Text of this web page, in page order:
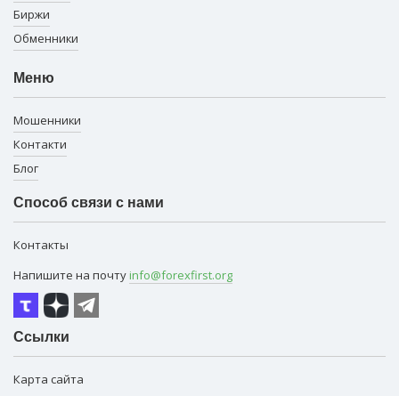
Биржи
Обменники
Меню
Мошенники
Контакти
Блог
Способ связи с нами
Контакты
Напишите на почту info@forexfirst.org
Ссылки
Карта сайта